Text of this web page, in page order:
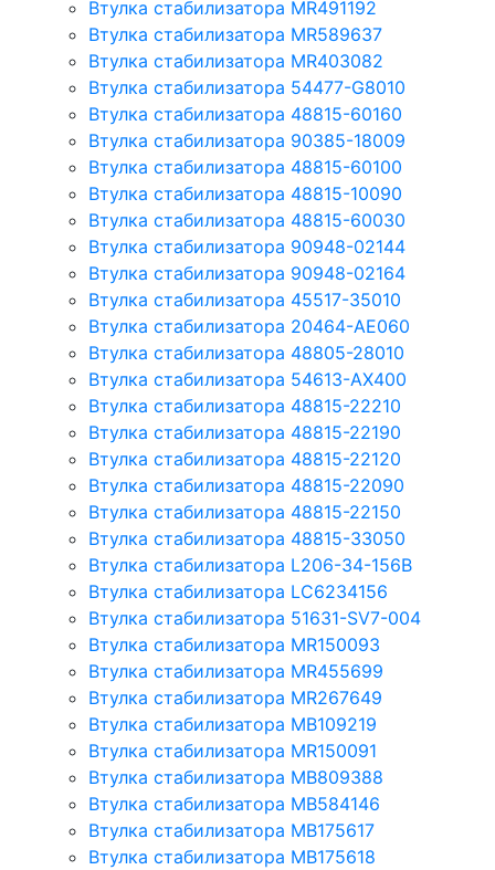
Втулка стабилизатора MR491192
Втулка стабилизатора MR589637
Втулка стабилизатора MR403082
Втулка стабилизатора 54477-G8010
Втулка стабилизатора 48815-60160
Втулка стабилизатора 90385-18009
Втулка стабилизатора 48815-60100
Втулка стабилизатора 48815-10090
Втулка стабилизатора 48815-60030
Втулка стабилизатора 90948-02144
Втулка стабилизатора 90948-02164
Втулка стабилизатора 45517-35010
Втулка стабилизатора 20464-AE060
Втулка стабилизатора 48805-28010
Втулка стабилизатора 54613-AX400
Втулка стабилизатора 48815-22210
Втулка стабилизатора 48815-22190
Втулка стабилизатора 48815-22120
Втулка стабилизатора 48815-22090
Втулка стабилизатора 48815-22150
Втулка стабилизатора 48815-33050
Втулка стабилизатора L206-34-156B
Втулка стабилизатора LC6234156
Втулка стабилизатора 51631-SV7-004
Втулка стабилизатора MR150093
Втулка стабилизатора MR455699
Втулка стабилизатора MR267649
Втулка стабилизатора MB109219
Втулка стабилизатора MR150091
Втулка стабилизатора MB809388
Втулка стабилизатора MB584146
Втулка стабилизатора MB175617
Втулка стабилизатора MB175618